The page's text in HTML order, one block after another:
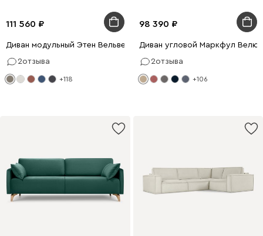
111 560
Диван модульный Этен Вельвет Бежевый
2отзыва
+118
98 390
Диван угловой Маркфул
2отзыва
+106